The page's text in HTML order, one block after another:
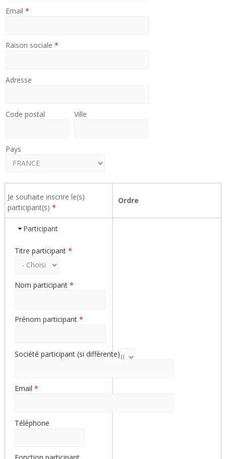
Email *
Raison sociale *
Adresse
Code postal Ville
Pays
Je souhaite inscrire le(s)
participant(s) *
Ordre
Participant
Titre participant *
Nom participant *
Prénom participant *
Société participant (si différente)
Email *
Téléphone
Poids pour la ligne 1